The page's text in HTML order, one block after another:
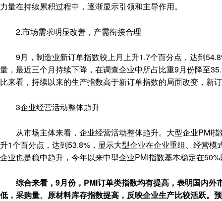
力量在持续累积过程中，逐渐显示引领和主导作用。
2.市场需求明显改善，产需衔接合理
9月，制造业新订单指数较上月上升1.7个百分点，达到
量，最近三个月持续下降，在调查企业中所占比重9月份降至
比来看，持续以来的生产指数高于新订单指数的局面改变，新
3企业经营活动整体趋升
从市场主体来看，企业经营活动整体趋升。大型企业PMI指
升1个百分点，达到53.8%，显示大型企业在企业重组、经营
企业也是稳中趋升，今年以来中型企业PMI指数基本稳定在
综合来看，9月份，PMI订单类指数均有提高，表明国内
低，采购量、原材料库存指数提高，反映企业生产比较活跃。